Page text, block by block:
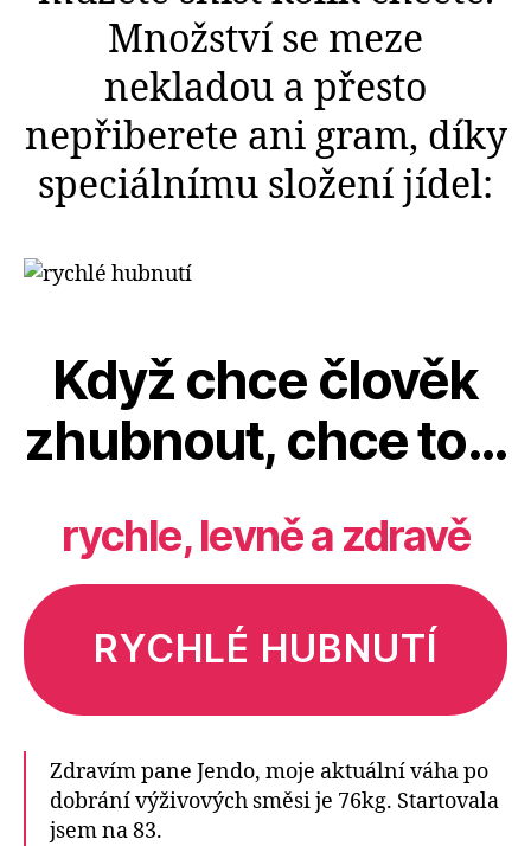
Množství se meze
nekladou a přesto
nepřiberete ani gram, díky
speciálnímu složení jídel:
Když chce člověk
zhubnout, chce to…
rychle, levně a zdravě
RYCHLÉ HUBNUTÍ
Zdravím pane Jendo, moje aktuální váha po
dobrání výživových směsi je 76kg. Startovala
jsem na 83.